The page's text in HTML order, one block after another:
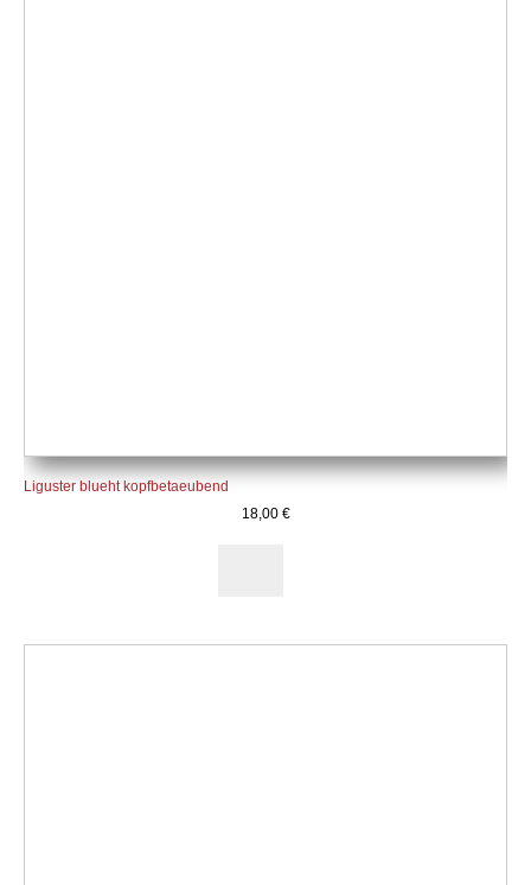
Liguster blueht kopfbetaeubend
18,00 €